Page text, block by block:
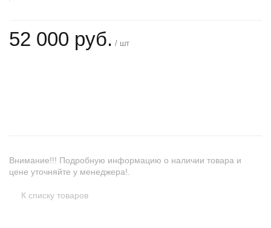
52 000 руб. / шт
Внимание!!! Подробную информацию о наличии товара и
цене уточняйте у менеджера!.
К списку товаров